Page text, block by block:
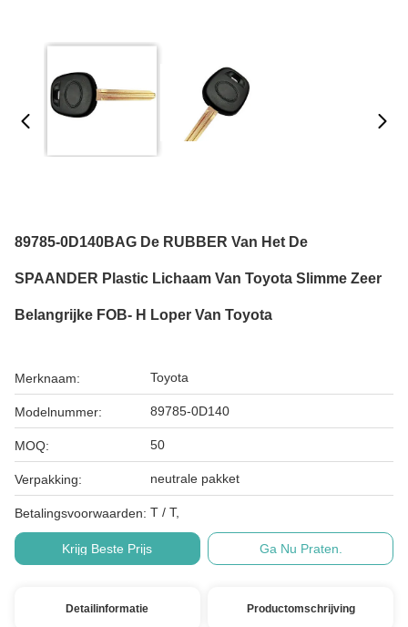
89785-0D140BAG De RUBBER Van Het De
SPAANDER Plastic Lichaam Van Toyota Slimme Zeer
Belangrijke FOB- H Loper Van Toyota
Merknaam: Toyota
Modelnummer: 89785-0D140
MOQ: 50
Verpakking: neutrale pakket
Betalingsvoorwaarden: T / T,
Krijg Beste Prijs Ga Nu Praten.
Detailinformatie Productomschrijving